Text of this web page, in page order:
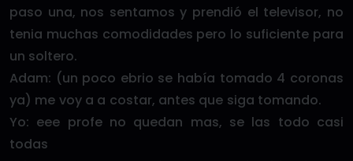
paso una, nos sentamos y prendió el televisor, no
tenia muchas comodidades pero lo suficiente para
un soltero.
Adam: (un poco ebrio se había tomado 4 coronas
ya) me voy a a costar, antes que siga tomando.
Yo: eee profe no quedan mas, se las todo casi
todas